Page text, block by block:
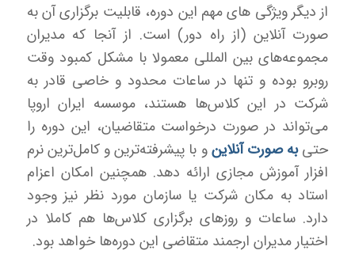
از دیگر ویژگی های مهم این دوره، قابلیت برگزاری آن به
صورت آنلاین (از راه دور) است. از آنجا که مدیران
مجموعه‌های بین المللی معمولا با مشکل کمبود وقت
روبرو بوده و تنها در ساعات محدود و خاصی قادر به
شرکت در این کلاس‌ها هستند، موسسه ایران اروپا
می‌تواند در صورت درخواست متقاضیان، این دوره را
حتیبه صورت آنلاینو با پیشرفته‌ترین و کامل‌ترین نرم
افزار آموزش مجازی ارائه دهد. همچنین امکان اعزام
استاد به مکان شرکت یا سازمان مورد نظر نیز وجود
دارد. ساعات و روزهای برگزاری کلاس‌ها هم کاملا در
اختیار مدیران ارجمند متقاضی این دوره‌ها خواهد بود.